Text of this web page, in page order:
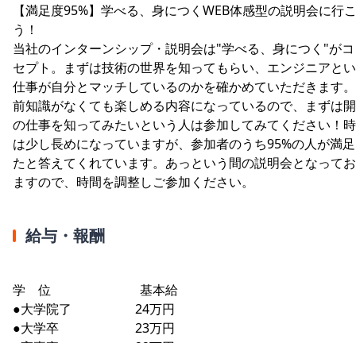
【満足度95%】学べる、身につくWEB体感型の説明会に行こ
う！
当社のインターンシップ・説明会は"学べる、身につく"が
セプト。まずは技術の世界を知ってもらい、エンジニアと
仕事が自分とマッチしているのかを確かめていただきます
前知識がなくても楽しめる内容になっているので、まずは
の仕事を知ってみたいという人は参加してみてください！
は少し長めになっていますが、参加者のうち95%の人が満
たと答えてくれています。あっという間の説明会となって
ますので、時間を調整しご参加ください。
給与・報酬
学 位 基本給
●大学院了 24万円
●大学卒 23万円